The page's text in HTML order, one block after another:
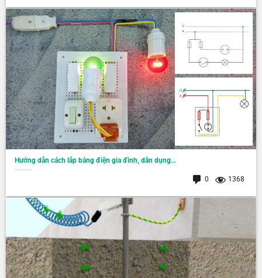
Hướng dẫn cách lắp bảng điện gia đình, dân dụng…
0 1368